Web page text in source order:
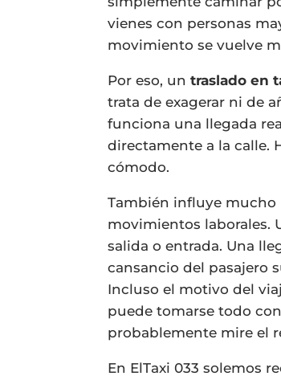
vienes con personas
movimiento se vuelve
Por eso, untraslado en
trata de exagerar ni de
funciona una llegada
directamente a la calle.
cómodo.
También influye mucho
movimientos laborales.
salida o entrada. Una
cansancio del pasajero
Incluso el motivo del
puede tomarse todo
probablemente mire el
En ElTaxi 033 solemos